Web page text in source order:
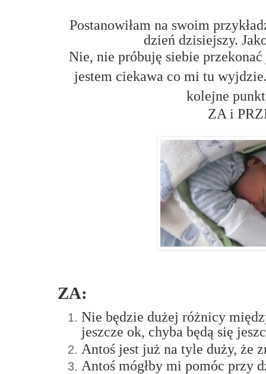
Postanowiłam na swoim
dzień dzisiejszy.
Nie, nie próbuję siebie
jestem ciekawa co mi tu
kolejne
ZA i
ZA:
Nie będzie dużej różnicy
jeszcze ok, chyba będą się
Antoś jest już na tyle duży, że
Antoś mógłby mi pomóc przy